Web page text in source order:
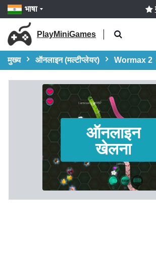
भाषा
PlayMiniGames
मुख्य ऑनलाइन (मल्टीप्लेयर) Wormax 2
ऑनलाइन
खेलना